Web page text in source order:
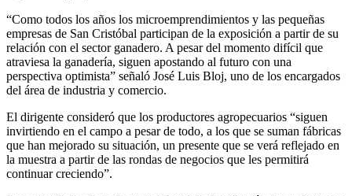
“Como todos los años los microemprendimientos y las pequeñas
empresas de San Cristóbal participan de la exposición a partir de su
relación con el sector ganadero. A pesar del momento difícil que
atraviesa la ganadería, siguen apostando al futuro con una
perspectiva optimista” señaló José Luis Bloj, uno de los encargados
del área de industria y comercio.
El dirigente consideró que los productores agropecuarios “siguen
invirtiendo en el campo a pesar de todo, a los que se suman fábricas
que han mejorado su situación, un presente que se verá reflejado en
la muestra a partir de las rondas de negocios que les permitirá
continuar creciendo”.